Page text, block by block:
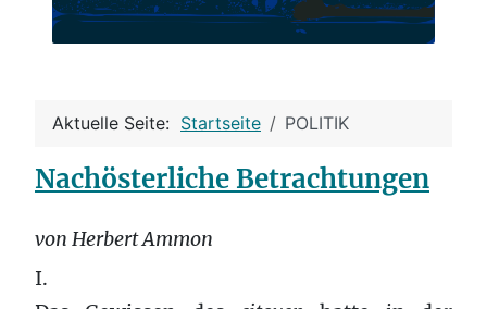
Aktuelle Seite: Startseite POLITIK
Nachösterliche Betrachtungen
von Herbert Ammon
I.